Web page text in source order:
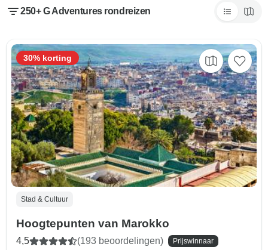
250+ G Adventures rondreizen
Stad & Cultuur
Hoogtepunten van Marokko
4,5 (193 beoordelingen) Prijswinnaar
30% korting